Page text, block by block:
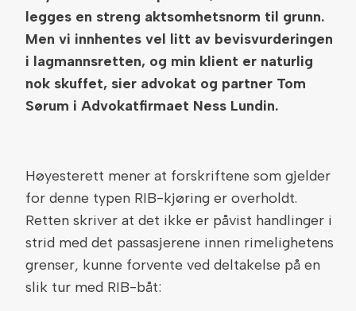
legges en streng aktsomhetsnorm til grunn.
Men vi innhentes vel litt av bevisvurderingen
i lagmannsretten, og min klient er naturlig
nok skuffet, sier advokat og partner Tom
Sørum i Advokatfirmaet Ness Lundin.
Høyesterett mener at forskriftene som gjelder
for denne typen RIB-kjøring er overholdt.
Retten skriver at det ikke er påvist handlinger i
strid med det passasjerene innen rimelighetens
grenser, kunne forvente ved deltakelse på en
slik tur med RIB-båt: